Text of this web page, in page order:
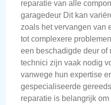
reparatie van alle
garagedeur Dit kan
zoals het vervangen van
tot complexere
een beschadigde deur of
technici zijn vaak nodig
vanwege hun expertise
gespecialiseerde
reparatie is belangrijk